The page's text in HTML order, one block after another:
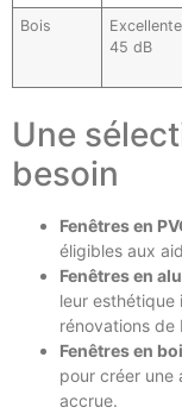
Bois
45 dB
Une
besoin
Fenêtres en
éligibles aux
Fenêtres en
leur esthétique
rénovations de
Fenêtres en
pour créer une
accrue.